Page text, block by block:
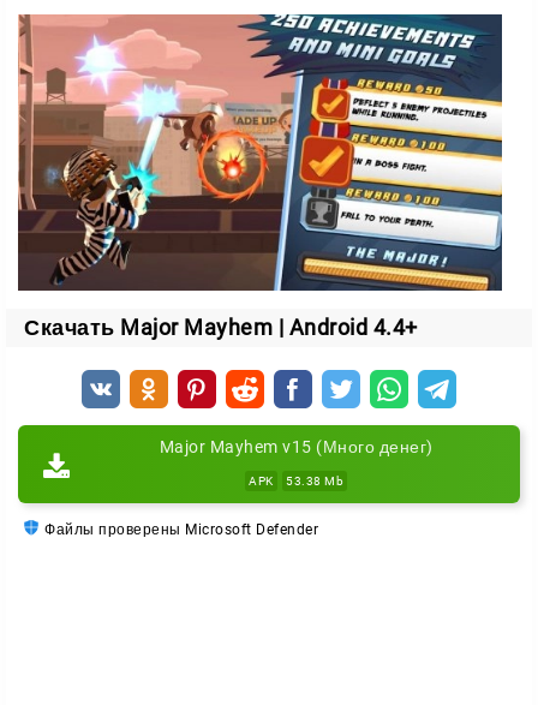
покупайте новое оружие;
обновляйте обмундирование;
становитесь сильнее с каждым уровнем.
Берегите жизнь героя. Если проиграете, придётся
заплатить за продолжение с того же места или
начать всё заново.
Скачать Major Mayhem | Android 4.4+
Major Mayhem v15 (Много денег)
APK 53.38 Mb
Файлы проверены Microsoft Defender